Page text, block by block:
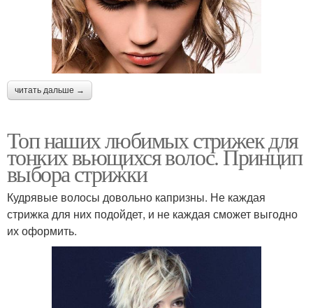
читать дальше →
Топ наших любимых стрижек для
тонких вьющихся волос. Принцип
выбора стрижки
Кудрявые волосы довольно капризны. Не каждая
стрижка для них подойдет, и не каждая сможет выгодно
их оформить.